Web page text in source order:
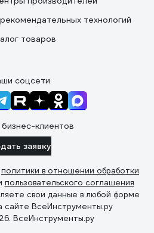
технологий
товаров
соцсети
клиентов
заявку
политики в отношении обработки
пользовательского соглашения
свои данные в любой форме
сайте ВсеИнструменты.ру
ВсеИнструменты.ру